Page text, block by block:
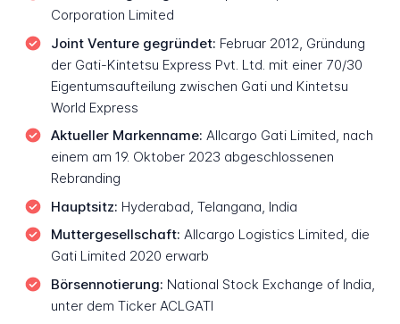
Corporation Limited
Joint Venture gegründet: Februar 2012, Gründung
der Gati-Kintetsu Express Pvt. Ltd. mit einer 70/30
Eigentumsaufteilung zwischen Gati und Kintetsu
World Express
Aktueller Markenname: Allcargo Gati Limited, nach
einem am 19. Oktober 2023 abgeschlossenen
Rebranding
Hauptsitz: Hyderabad, Telangana, India
Muttergesellschaft: Allcargo Logistics Limited, die
Gati Limited 2020 erwarb
Börsennotierung: National Stock Exchange of India,
unter dem Ticker ACLGATI